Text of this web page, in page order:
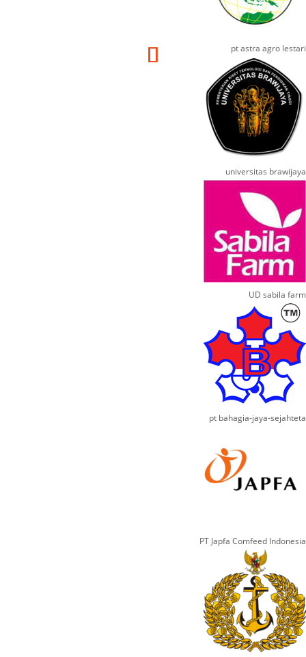
pt astra agro lestari
universitas brawijaya
UD sabila farm
pt bahagia-jaya-sejahteta
PT Japfa Comfeed Indonesia